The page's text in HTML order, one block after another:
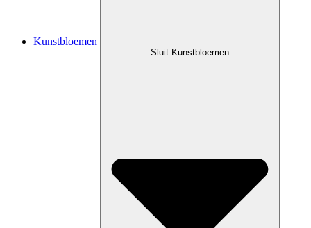
Kunstbloemen
Sluit Kunstbloemen